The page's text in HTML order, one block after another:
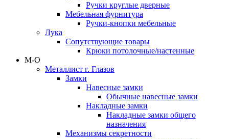
Ручки круглые дверные
Мебельная фурнитура
Ручки-кнопки мебельные
Лука
Сопутствующие товары
Крюки потолочные/настенные
М-О
Металлист г. Глазов
Замки
Навесные замки
Обычные навесные замки
Накладные замки
Накладные замки общего
назначения
Механизмы секретности